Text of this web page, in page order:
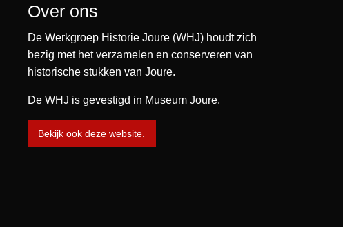
Over ons
De Werkgroep Historie Joure (WHJ) houdt zich
bezig met het verzamelen en conserveren van
historische stukken van Joure.
De WHJ is gevestigd in Museum Joure.
Bekijk ook deze website.